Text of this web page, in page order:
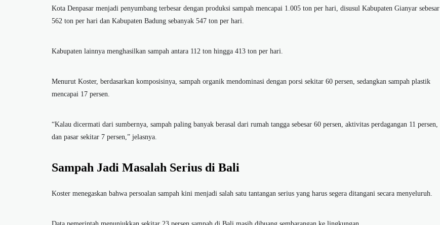
Kota Denpasar menjadi penyumbang terbesar dengan produksi sampah mencapai 1.005 ton per hari, disusul Kabupaten Gianyar sebesar
562 ton per hari dan Kabupaten Badung sebanyak 547 ton per hari.
Kabupaten lainnya menghasilkan sampah antara 112 ton hingga 413 ton per hari.
Menurut Koster, berdasarkan komposisinya, sampah organik mendominasi dengan porsi sekitar 60 persen, sedangkan sampah plastik
mencapai 17 persen.
“Kalau dicermati dari sumbernya, sampah paling banyak berasal dari rumah tangga sebesar 60 persen, aktivitas perdagangan 11 persen,
dan pasar sekitar 7 persen,” jelasnya.
Sampah Jadi Masalah Serius di Bali
Koster menegaskan bahwa persoalan sampah kini menjadi salah satu tantangan serius yang harus segera ditangani secara menyeluruh.
Data pemerintah menunjukkan sekitar 23 persen sampah di Bali masih dibuang sembarangan ke lingkungan.